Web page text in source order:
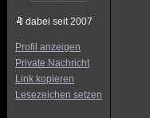
dabei seit 2007
Profil anzeigen
Private Nachricht
Link kopieren
Lesezeichen setzen